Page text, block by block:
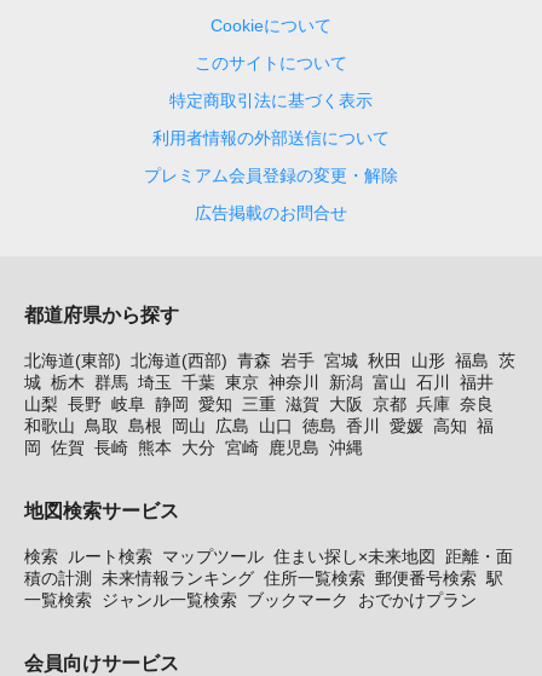
Cookieについて
このサイトについて
特定商取引法に基づく表示
利用者情報の外部送信について
プレミアム会員登録の変更・解除
広告掲載のお問合せ
都道府県から探す
北海道(東部) 北海道(西部) 青森 岩手 宮城 秋田 山形 福島 茨
城 栃木 群馬 埼玉 千葉 東京 神奈川 新潟 富山 石川
福井
山梨 長野 岐阜 静岡 愛知 三重 滋賀 大阪 京都 兵庫 奈良
和歌山
鳥取 島根 岡山 広島 山口 徳島 香川 愛媛 高知 福
岡
佐賀 長崎 熊本 大分 宮崎 鹿児島 沖縄
地図検索サービス
検索 ルート検索 マップツール 住まい探し×未来地図
距離・面
積の計測
未来情報ランキング 住所一覧検索 郵便番号検索 駅
一覧検索 ジャンル一覧検索 ブックマーク おでかけプラン
会員向けサービス